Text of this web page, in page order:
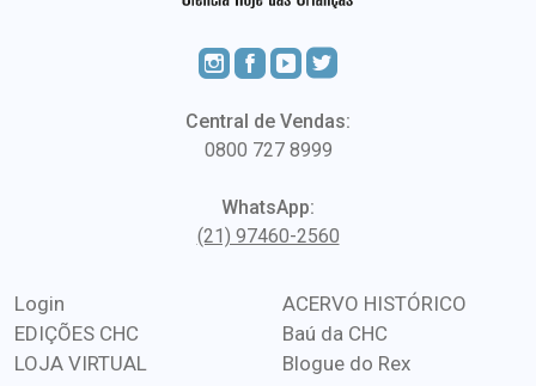
Central de Vendas:
0800 727 8999
WhatsApp:
(21) 97460-2560
Login
EDIÇÕES CHC
LOJA VIRTUAL
ACERVO HISTÓRICO
Baú da CHC
Blogue do Rex